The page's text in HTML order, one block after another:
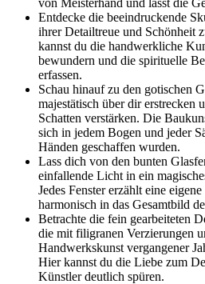
Entdecke die beeindruckende
ihrer Detailtreue und Schönheit
kannst du die handwerkliche
bewundern und die spirituelle
erfassen.
Schau hinauf zu den gotischen
majestätisch über dir erstrecken
Schatten verstärken. Die
sich in jedem Bogen und jeder
Händen geschaffen wurden.
Lass dich von den bunten
einfallende Licht in ein
Jedes Fenster erzählt eine
harmonisch in das Gesamtbild
Betrachte die fein gearbeiteten
die mit filigranen Verzierungen
Handwerkskunst vergangener
Hier kannst du die Liebe zum
Künstler deutlich spüren.